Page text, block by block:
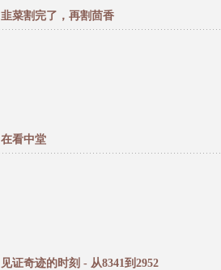
韭菜割完了，再割茴香
在看中堂
见证奇迹的时刻 - 从8341到2952